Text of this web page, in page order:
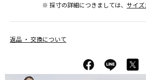
※ 採寸の詳細につきましては、 サイズ
返品 ・ 交換について